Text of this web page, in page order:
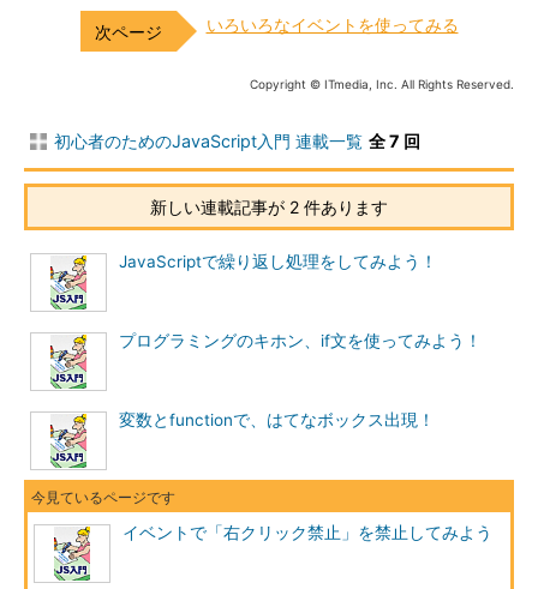
いろいろなイベントを使ってみる
Copyright © ITmedia, Inc. All Rights Reserved.
初心者のためのJavaScript入門 連載一覧 全 7 回
新しい連載記事が 2 件あります
JavaScriptで繰り返し処理をしてみよう！
プログラミングのキホン、if文を使ってみよう！
変数とfunctionで、はてなボックス出現！
イベントで「右クリック禁止」を禁止してみよう